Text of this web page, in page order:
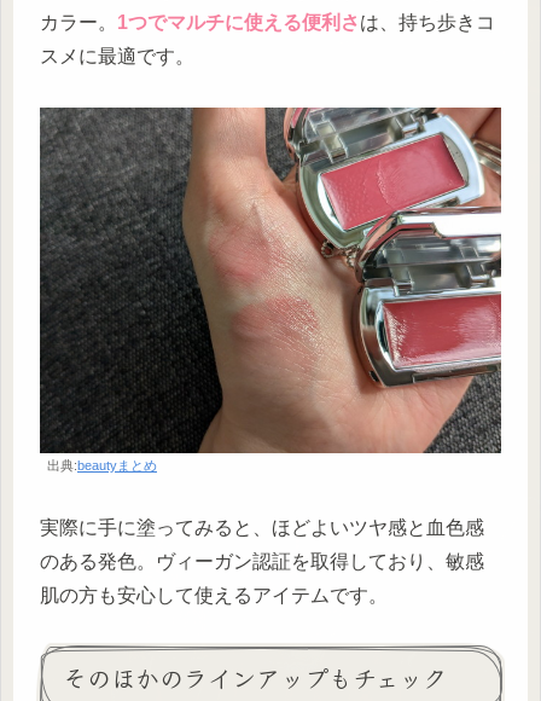
カラー。 1つでマルチに使える便利さは、持ち歩きコ
スメに最適です。
出典:beautyまとめ
実際に手に塗ってみると、ほどよいツヤ感と血色感
のある発色。ヴィーガン認証を取得しており、敏感
肌の方も安心して使えるアイテムです。
そのほかのラインアップもチェック